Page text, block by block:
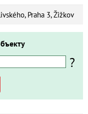
Praha 3, Žižkov
?